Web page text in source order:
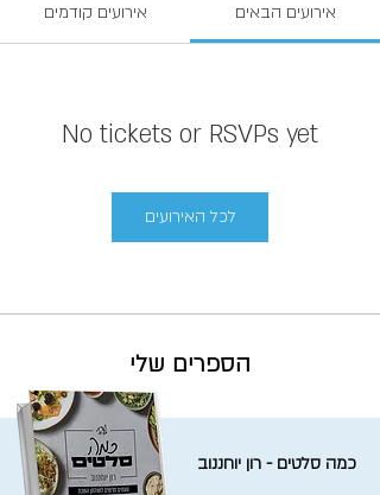
אירועים הבאים אירועים קודמים
No tickets or RSVPs yet
לכל האירועים
הספרים שלי
כמה סלטים - רון יוחננוב